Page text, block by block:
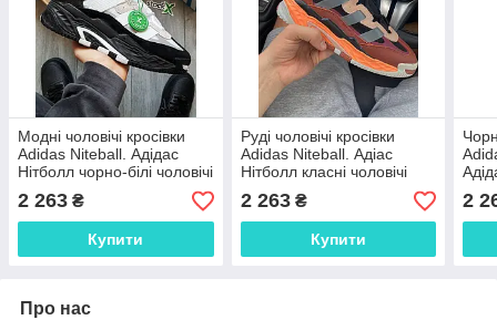
Модні чоловічі кросівки
Adidas Niteball. Адідас
Нітболл чорно-білі чоловічі
кроси на кожен день.
2 263 ₴
Купити
Руді чоловічі кросівки
Adidas Niteball. Адіас
Нітболл класні чоловічі
кроси на кожен день.
2 263₴
Купити
2
Про нас